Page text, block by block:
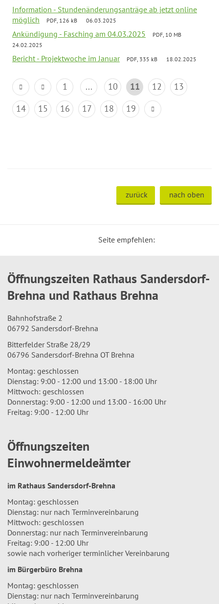
Information - Stundenänderungsanträge ab jetzt online
möglich
PDF, 126 kB 06.03.2025
Ankündigung - Fasching am 04.03.2025
PDF, 10 MB
24.02.2025
Bericht - Projektwoche im Januar PDF, 335 kB 18.02.2025
1 ... 10 11 12
13
14
15 16 17 18 19
zurück nach oben
Seite empfehlen:
Öffnungszeiten Rathaus Sandersdorf-
Brehna und Rathaus Brehna
Bahnhofstraße 2
06792 Sandersdorf-Brehna
Bitterfelder Straße 28/29
06796 Sandersdorf-Brehna OT Brehna
Montag: geschlossen
Dienstag: 9:00 - 12:00 und 13:00 - 18:00 Uhr
Mittwoch: geschlossen
Donnerstag: 9:00 - 12:00 und 13:00 - 16:00 Uhr
Freitag: 9:00 - 12:00 Uhr
Öffnungszeiten
Einwohnermeldeämter
im Rathaus Sandersdorf-Brehna
Montag: geschlossen
Dienstag: nur nach Terminvereinbarung
Mittwoch: geschlossen
Donnerstag: nur nach Terminvereinbarung
Freitag: 9:00 - 12:00 Uhr
sowie nach vorheriger terminlicher Vereinbarung
im Bürgerbüro Brehna
Montag: geschlossen
Dienstag: nur nach Terminvereinbarung